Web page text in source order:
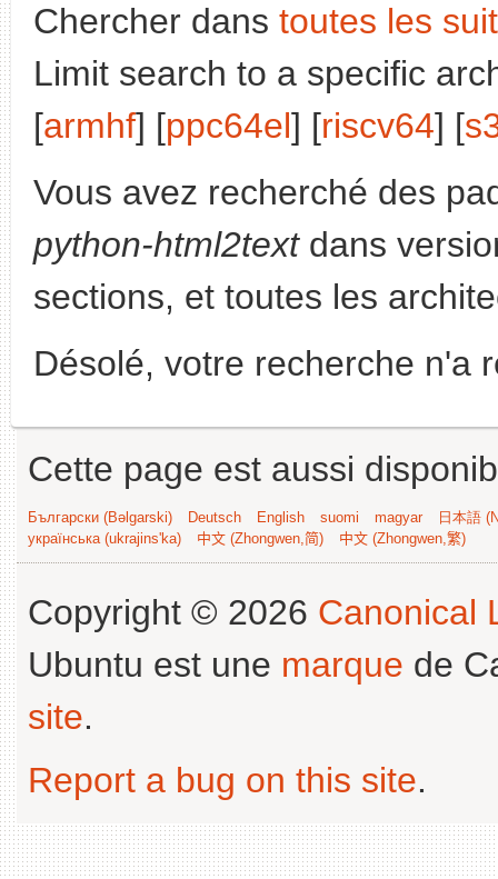
Chercher dans toutes les
Limit search to a specific
[armhf] [ppc64el] [riscv64] [
Vous avez recherché des
python-html2textdans
sections, et toutes les
Désolé, votre recherche n'a
Cette page est aussi
Български (Bəlgarski) Deutsch English suomi magyar
日本語
українська (ukrajins'ka)
中文 (Zhongwen,简) 中文 (Zhongwen,繁)
Copyright © 2026 Canonical
Ubuntu est une marque de
site.
Report a bug on this site.